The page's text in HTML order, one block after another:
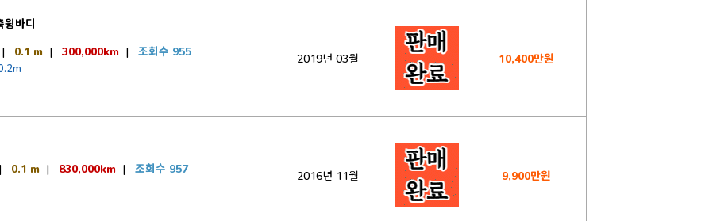
윙바디
0.1 m| 300,000km| 조회수 955
2019년 03월 10,400만원
0.1 m| 830,000km| 조회수 957
2016년 11월 9,900만원